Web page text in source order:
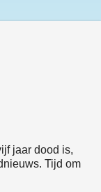
jaar dood is,
Tijd om